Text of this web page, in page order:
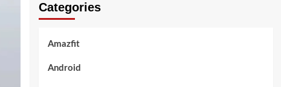
Categories
Amazfit
Android